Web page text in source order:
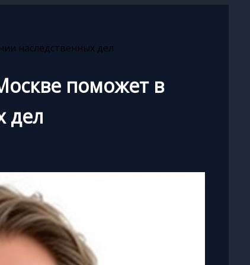
наследственных дел
поможет в
дел